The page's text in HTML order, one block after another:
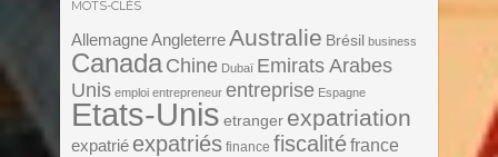
MOTS-CLÉS
Allemagne AngleterreAustralie Brésil business
Canada Chine Dubaï Emirats Arabes
Unis emploi entrepreneur entreprise Espagne
Etats-Unis etranger expatriation
expatrié expatriés finance fiscalitéfrance